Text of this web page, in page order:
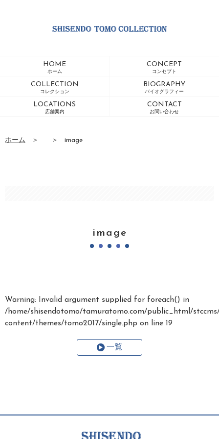
HOME
ホーム
CONCEPT
コンセプト
COLLECTION
コレクション
BIOGRAPHY
バイオグラフィー
LOCATIONS
店舗案内
CONTACT
お問い合わせ
ホーム ＞ ＞ image
image
Warning: Invalid argument supplied for foreach() in
/home/shisendotomo/tamuratomo.com/public_html/
content/themes/tomo2017/single.php on line 19
一覧